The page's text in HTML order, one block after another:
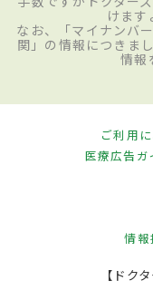
けます
なお、「マイナンバ
関」の情報につきま
情報
ご利用
医療広告ガ
情報
【ドク